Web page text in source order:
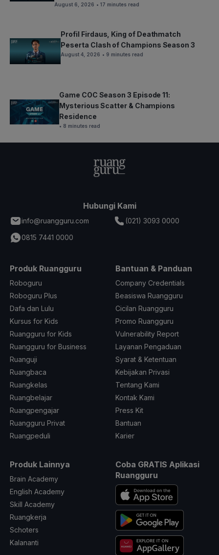
August 6, 2026 • 17 minutes read
Profil Firdaus, King of Deathmatch
Peserta Clash of Champions Season 3
August 4, 2026 • 9 minutes read
Game COC Season 3 Episode 11:
Mysterious Scatter & Champions
Residence
• 8 minutes read
Hubungi Kami
info@ruangguru.com
(021) 3093 0000
0815 7441 0000
Produk Ruangguru
Roboguru
Roboguru Plus
Dafa dan Lulu
Kursus for Kids
Ruangguru for Kids
Ruangguru for Business
Ruanguji
Ruangbaca
Ruangkelas
Ruangbelajar
Ruangpengajar
Ruangguru Privat
Ruangpeduli
Bantuan & Panduan
Company Credentials
Beasiswa Ruangguru
Cicilan Ruangguru
Promo Ruangguru
Vulnerability Report
Layanan Pengaduan
Syarat & Ketentuan
Kebijakan Privasi
Tentang Kami
Kontak Kami
Press Kit
Bantuan
Karier
Produk Lainnya
Brain Academy
English Academy
Skill Academy
Ruangkerja
Schoters
Kalananti
Coba GRATIS Aplikasi
Ruangguru